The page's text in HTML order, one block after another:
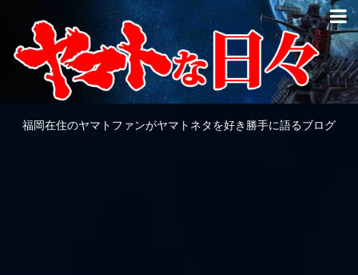
福岡在住のヤマトファンがヤマトネタを好き勝手に語るブログ